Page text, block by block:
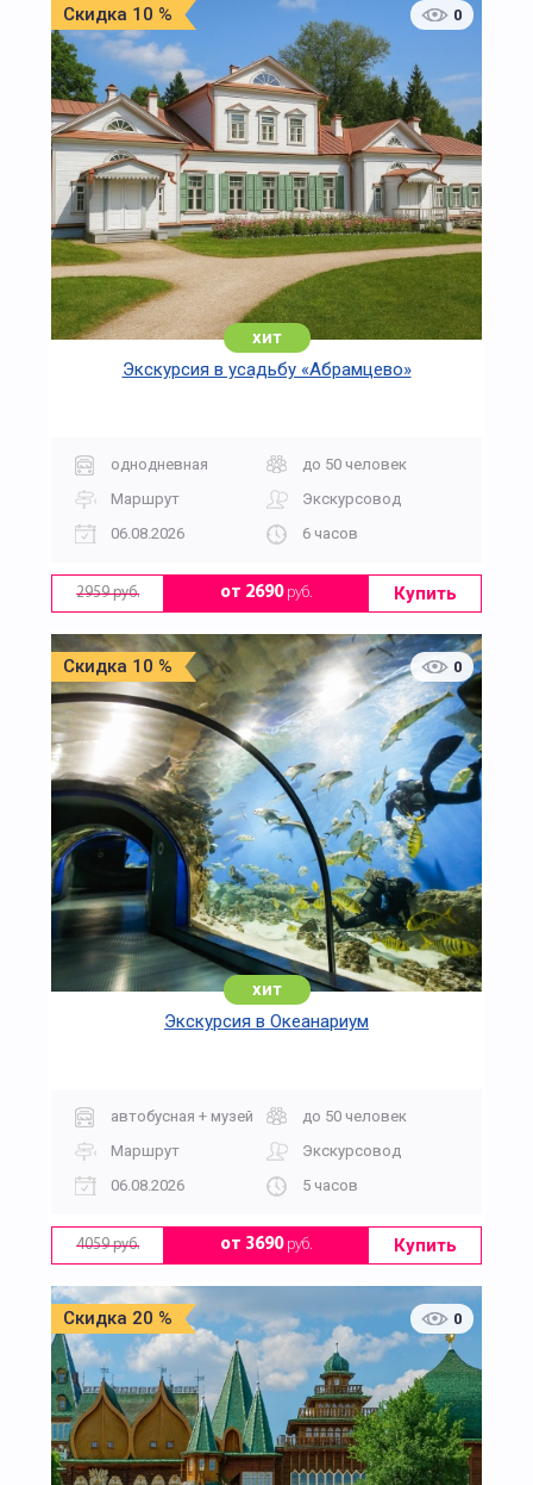
Скидка 10 % 0
хит
Экскурсия в усадьбу «Абрамцево»
однодневная
до 50 человек
Маршрут
Экскурсовод
06.08.2026
6 часов
2959 руб. от 2690руб. Купить
Скидка 10 % 0
хит
Экскурсия в Океанариум
автобусная + музей
до 50 человек
Маршрут
Экскурсовод
06.08.2026
5 часов
4059 руб. от 3690руб. Купить
Скидка 20 % 0